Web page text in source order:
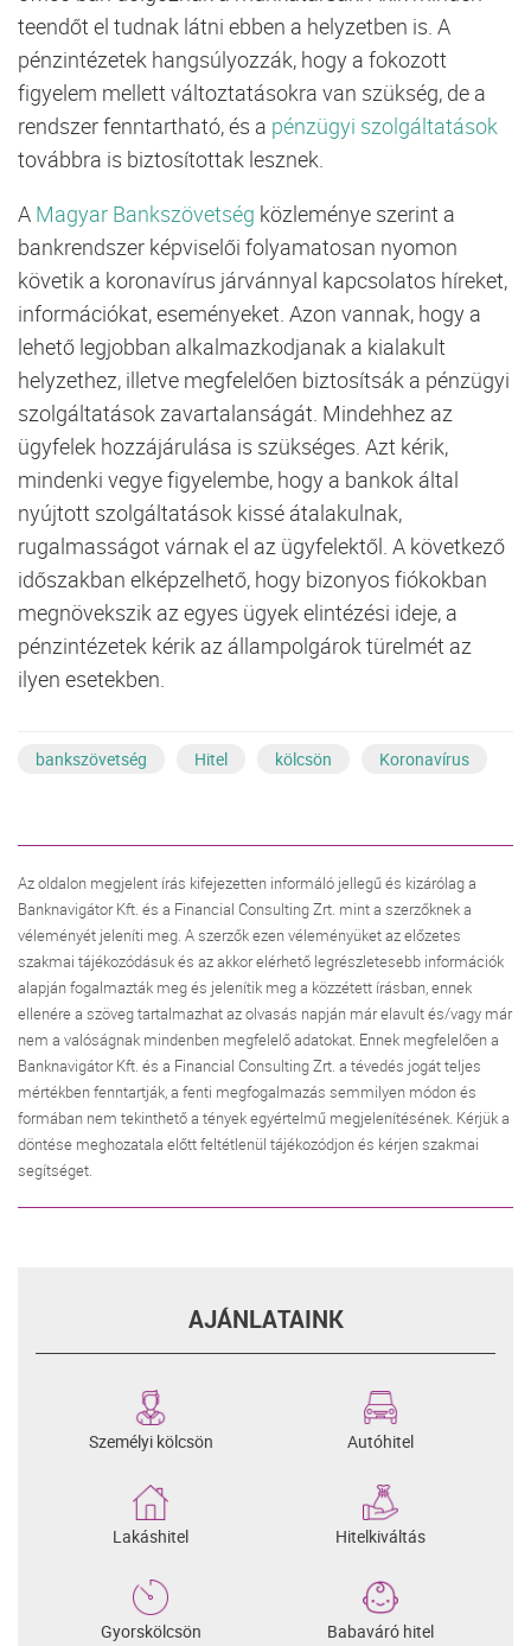
teendőt el tudnak látni ebben a helyzetben is. A
pénzintézetek hangsúlyozzák, hogy a fokozott
figyelem mellett változtatásokra van szükség, de a
rendszer fenntartható, és a pénzügyi szolgáltatások
továbbra is biztosítottak lesznek.
A Magyar Bankszövetség közleménye szerint a
bankrendszer képviselői folyamatosan nyomon
követik a koronavírus járvánnyal kapcsolatos híreket,
információkat, eseményeket. Azon vannak, hogy a
lehető legjobban alkalmazkodjanak a kialakult
helyzethez, illetve megfelelően biztosítsák a pénzügyi
szolgáltatások zavartalanságát. Mindehhez az
ügyfelek hozzájárulása is szükséges. Azt kérik,
mindenki vegye figyelembe, hogy a bankok által
nyújtott szolgáltatások kissé átalakulnak,
rugalmasságot várnak el az ügyfelektől. A következő
időszakban elképzelhető, hogy bizonyos fiókokban
megnövekszik az egyes ügyek elintézési ideje, a
pénzintézetek kérik az állampolgárok türelmét az
ilyen esetekben.
bankszövetség Hitel kölcsön Koronavírus
Az oldalon megjelent írás kifejezetten informáló jellegű és kizárólag a
Banknavigátor Kft. és a Financial Consulting Zrt. mint a szerzőknek a
véleményét jeleníti meg. A szerzők ezen véleményüket az előzetes
szakmai tájékozódásuk és az akkor elérhető legrészletesebb információk
alapján fogalmazták meg és jelenítik meg a közzétett írásban, ennek
ellenére a szöveg tartalmazhat az olvasás napján már elavult és/vagy már
nem a valóságnak mindenben megfelelő adatokat. Ennek megfelelően a
Banknavigátor Kft. és a Financial Consulting Zrt. a tévedés jogát teljes
mértékben fenntartják, a fenti megfogalmazás semmilyen módon és
formában nem tekinthető a tények egyértelmű megjelenítésének. Kérjük a
döntése meghozatala előtt feltétlenül tájékozódjon és kérjen szakmai
segítséget.
AJÁNLATAINK
Személyi kölcsön Autóhitel
Lakáshitel Hitelkiváltás
Gyorskölcsön Babaváró hitel